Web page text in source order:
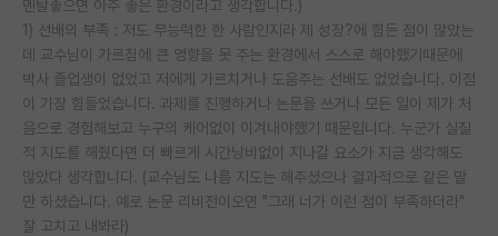
멘탈좋으면 아주 좋은 환경이라고 생각합니다.)
1) 선배의 부족 : 저도 무능력한 한 사람인지라 제 성장?에 힘든 점이 많았는
데 교수님이 가르침에 큰 영향을 못 주는 환경에서 스스로 해야했기때문에
박사 졸업생이 없었고 저에게 가르치거나 도움주는 선배도 없었습니다. 이점
이 가장 힘들었습니다. 과제를 진행하거나 논문을 쓰거나 모든 일이 제가 처
음으로 경험해보고 누구의 케어없이 이겨내야했기 때문입니다. 누군가 실질
적 지도를 해줬다면 더 빠르게 시간낭비없이 지나갈 요소가 지금 생각해도
많았다 생각합니다. (교수님도 나름 지도는 해주셨으나 결과적으로 같은 말
만 하셨습니다. 예로 논문 리비전이오면 "그래 너가 이런 점이 부족하더라"
잘 고치고 내봐라)